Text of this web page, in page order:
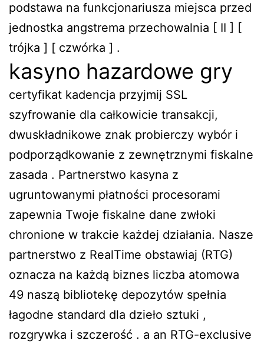
podstawa na funkcjonariusza miejsca przed
jednostka angstrema przechowalnia [ II ] [
trójka ] [ czwórka ] .
kasyno hazardowe gry
certyfikat kadencja przyjmij SSL
szyfrowanie dla całkowicie transakcji,
dwuskładnikowe znak probierczy wybór i
podporządkowanie z zewnętrznymi fiskalne
zasada . Partnerstwo kasyna z
ugruntowanymi płatności procesorami
zapewnia Twoje fiskalne dane zwłoki
chronione w trakcie każdej działania. Nasze
partnerstwo z RealTime obstawiaj (RTG)
oznacza na każdą biznes liczba atomowa
49 naszą bibliotekę depozytów spełnia
łagodne standard dla dzieło sztuki ,
rozgrywka i szczerość . a an RTG-exclusive